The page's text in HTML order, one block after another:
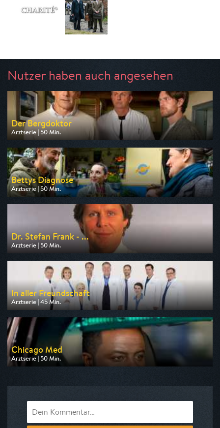
Nutzer haben auch angesehen
Der Bergdoktor
Arztserie | 50 Min.
Ausgestrahlt von ZDF
am 08.08.2026, 19:25
Bettys Diagnose
Arztserie | 50 Min.
Ausgestrahlt von ZDF
am 07.08.2026, 19:25
Dr. Stefan Frank - ...
Arztserie | 50 Min.
Ausgestrahlt von RTLup
am 10.08.2026, 20:15
In aller Freundschaft
Arztserie | 45 Min.
Ausgestrahlt von HR
am 08.08.2026, 13:35
Chicago Med
Arztserie | 50 Min.
Ausgestrahlt von VOXup